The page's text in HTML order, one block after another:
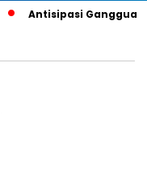
Antisipasi Gangguan